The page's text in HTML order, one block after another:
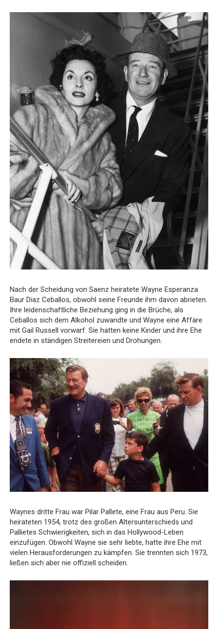
Nach der Scheidung von Saenz heiratete Wayne Esperanza
Baur Diaz Ceballos, obwohl seine Freunde ihm davon abrieten.
Ihre leidenschaftliche Beziehung ging in die Brüche, als
Ceballos sich dem Alkohol zuwandte und Wayne eine Affäre
mit Gail Russell vorwarf. Sie hatten keine Kinder und ihre Ehe
endete in ständigen Streitereien und Drohungen.
Waynes dritte Frau war Pilar Pallete, eine Frau aus Peru. Sie
heirateten 1954, trotz des großen Altersunterschieds und
Pallietes Schwierigkeiten, sich in das Hollywood-Leben
einzufügen. Obwohl Wayne sie sehr liebte, hatte ihre Ehe mit
vielen Herausforderungen zu kämpfen. Sie trennten sich 1973,
ließen sich aber nie offiziell scheiden.